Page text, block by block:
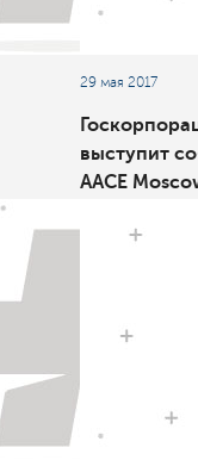
29 мая 2017
выступит
AACE